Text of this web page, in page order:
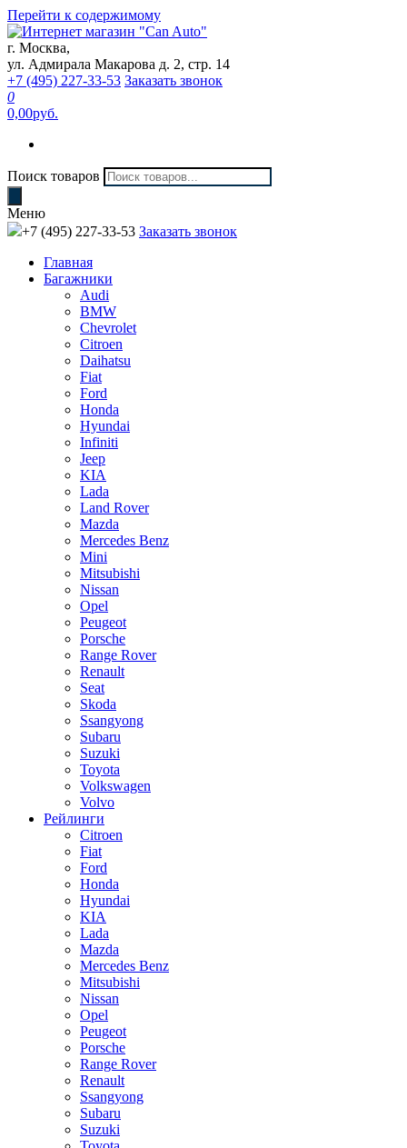
Перейти к содержимому
Интернет магазин "Can Auto"
г. Москва,
ул. Адмирала Макарова д. 2, стр. 14
+7 (495) 227-33-53 Заказать звонок
0
0,00руб.
Поиск товаров
Меню
+7 (495) 227-33-53 Заказать звонок
Главная
Багажники
Audi
BMW
Chevrolet
Citroen
Daihatsu
Fiat
Ford
Honda
Hyundai
Infiniti
Jeep
KIA
Lada
Land Rover
Mazda
Mercedes Benz
Mini
Mitsubishi
Nissan
Opel
Peugeot
Porsche
Range Rover
Renault
Seat
Skoda
Ssangyong
Subaru
Suzuki
Toyota
Volkswagen
Volvo
Рейлинги
Citroen
Fiat
Ford
Honda
Hyundai
KIA
Lada
Mazda
Mercedes Benz
Mitsubishi
Nissan
Opel
Peugeot
Porsche
Range Rover
Renault
Ssangyong
Subaru
Suzuki